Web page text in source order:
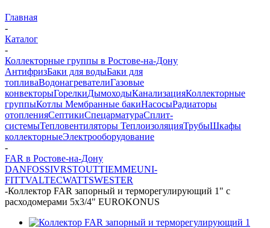
Главная
-
Каталог
-
Коллекторные группы в Ростове-на-Дону
АнтифризБаки для водыБаки для
топливаВодонагревателиГазовые
конвекторыГорелкиДымоходыКанализацияКоллекторные
группыКотлы Мембранные бакиНасосыРадиаторы
отопленияСептикиСпецарматураСплит-
системыТепловентиляторы ТеплоизоляцияТрубыШкафы
коллекторныеЭлектрооборудование
-
FAR в Ростове-на-Дону
DANFOSSIVRSTOUTTIEMMEUNI-
FITTVALTECWATTSWESTER
-Коллектор FAR запорный и терморегулирующий 1" с
расходомерами 5х3/4" EUROKONUS